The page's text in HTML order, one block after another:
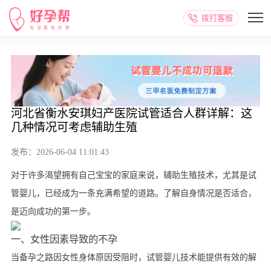
拨打客服
河北省衡水安琪妇产医院试管适合人群详解：这
几种情况可考虑辅助生殖
发布：2026-06-04 11:01:43
对于许多渴望拥有自己宝宝的家庭来说，辅助生殖技术，尤其是试
管婴儿，已经成为一条充满希望的道路。了解自身情况是否适合，
是迈向成功的第一步。
一、女性因素导致的不孕
当备孕之路因女性身体原因受阻时，试管婴儿技术能提供有效的解